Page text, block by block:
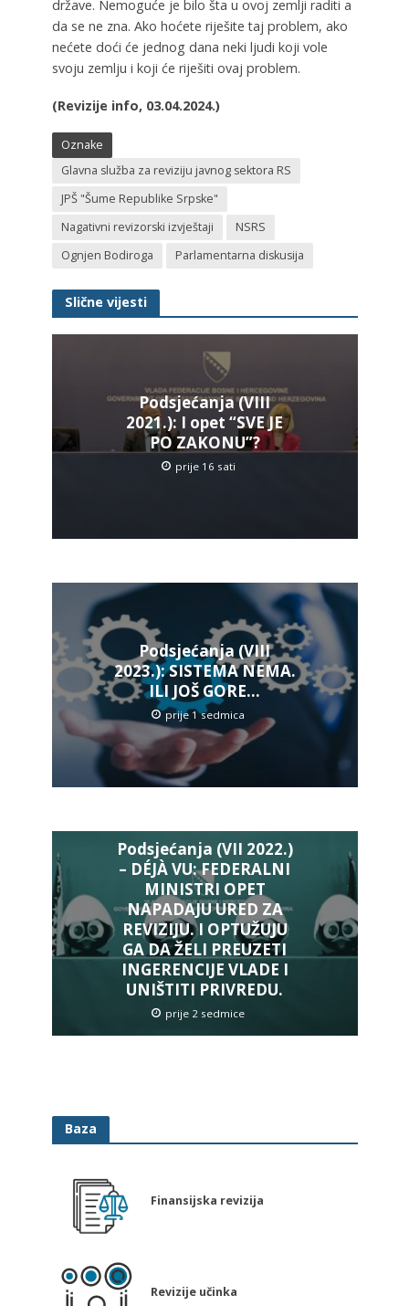
države. Nemoguće je bilo šta u ovoj zemlji raditi a
da se ne zna. Ako hoćete riješite taj problem, ako
nećete doći će jednog dana neki ljudi koji vole
svoju zemlju i koji će riješiti ovaj problem.
(Revizije info, 03.04.2024.)
Oznake
Glavna služba za reviziju javnog sektora RS
JPŠ "Šume Republike Srpske"
Nagativni revizorski izvještaji
NSRS
Ognjen Bodiroga
Parlamentarna diskusija
Slične vijesti
Podsjećanja (VIII
2021.): I opet “SVE JE
PO ZAKONU”?
prije 16 sati
Podsjećanja (VIII
2023.): SISTEMA NEMA.
ILI JOŠ GORE…
prije 1 sedmica
Podsjećanja (VII 2022.)
– DÉJÀ VU: FEDERALNI
MINISTRI OPET
NAPADAJU URED ZA
REVIZIJU. I OPTUŽUJU
GA DA ŽELI PREUZETI
INGERENCIJE VLADE I
UNIŠTITI PRIVREDU.
prije 2 sedmice
Baza
Finansijska revizija
Revizije učinka